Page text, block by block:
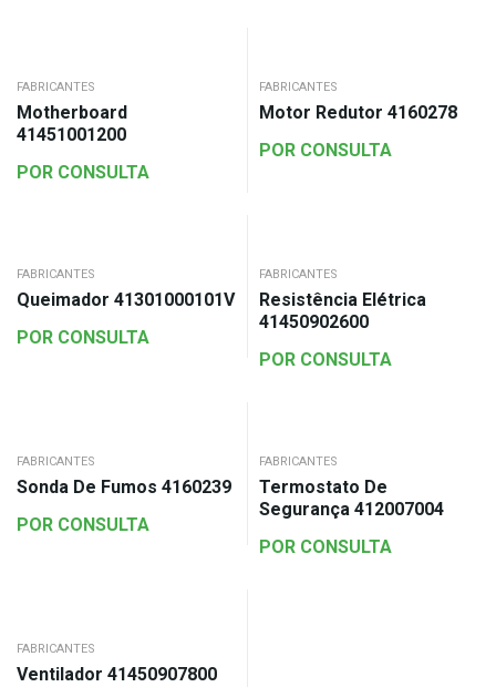
FABRICANTES
Motherboard
41451001200
POR CONSULTA
FABRICANTES
Motor Redutor 4160278
POR CONSULTA
FABRICANTES
Queimador 41301000101V
POR CONSULTA
FABRICANTES
Resistência Elétrica
41450902600
POR CONSULTA
FABRICANTES
Sonda De Fumos 4160239
POR CONSULTA
FABRICANTES
Termostato De
Segurança 412007004
POR CONSULTA
FABRICANTES
Ventilador 41450907800